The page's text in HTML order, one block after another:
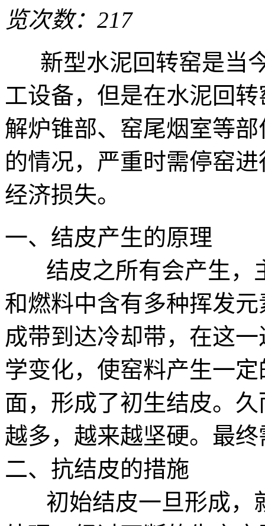
览次数：217
新型水泥回转窑是当
工设备，但是在水泥回
解炉锥部、窑尾烟室等
的情况，严重时需停窑
经济损失。
一、结皮产生的原理
结皮之所有会产生，
和燃料中含有多种挥发
成带到达冷却带，在这
学变化，使窑料产生一
面，形成了初生结皮。
越多，越来越坚硬。最
二、抗结皮的措施
初始结皮一旦形成，